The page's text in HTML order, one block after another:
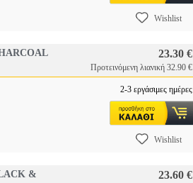
Wishlist
23.30 €
Προτεινόμενη λιανική 32.90 €
2-3 εργάσιμες ημέρες
Wishlist
& 23.60 €